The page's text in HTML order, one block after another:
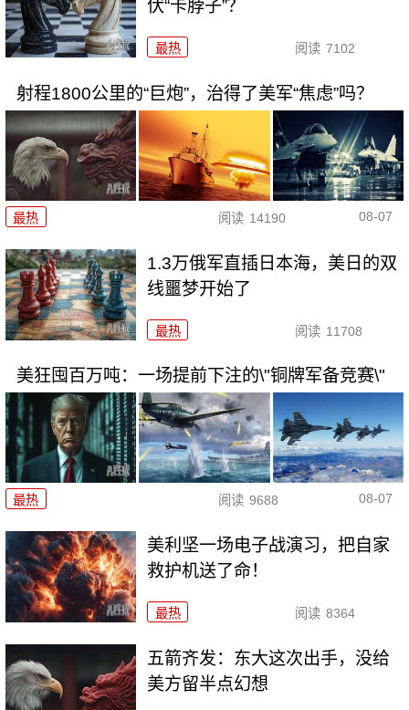
伏“卡脖子”？
最热 阅读 7102
射程1800公里的“巨炮”，治得了美军“焦虑”吗？
最热 阅读 14190 08-07
1.3万俄军直插日本海，美日的双
线噩梦开始了
最热 阅读 11708
美狂囤百万吨：一场提前下注的\"铜牌军备竞赛\"
最热 阅读 9688 08-07
美利坚一场电子战演习，把自家
救护机送了命！
最热 阅读 8364
五箭齐发：东大这次出手，没给
美方留半点幻想